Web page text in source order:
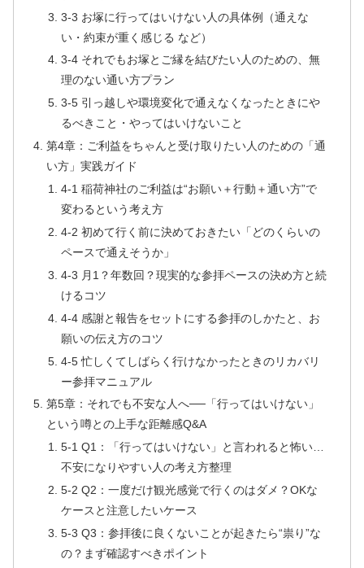
3-3 お塚に行ってはいけない人の具体例（通えな
い・約束が重く感じる など）
3-4 それでもお塚とご縁を結びたい人のための、無
理のない通い方プラン
3-5 引っ越しや環境変化で通えなくなったときにや
るべきこと・やってはいけないこと
第4章：ご利益をちゃんと受け取りたい人のための「通
い方」実践ガイド
4-1 稲荷神社のご利益は“お願い＋行動＋通い方”で
変わるという考え方
4-2 初めて行く前に決めておきたい「どのくらいの
ペースで通えそうか」
4-3 月1？年数回？現実的な参拝ペースの決め方と続
けるコツ
4-4 感謝と報告をセットにする参拝のしかたと、お
願いの伝え方のコツ
4-5 忙しくてしばらく行けなかったときのリカバリ
ー参拝マニュアル
第5章：それでも不安な人へ──「行ってはいけない」
という噂との上手な距離感Q&A
5-1 Q1：「行ってはいけない」と言われると怖い…
不安になりやすい人の考え方整理
5-2 Q2：一度だけ観光感覚で行くのはダメ？OKな
ケースと注意したいケース
5-3 Q3：参拝後に良くないことが起きたら“祟り”な
の？まず確認すべきポイント